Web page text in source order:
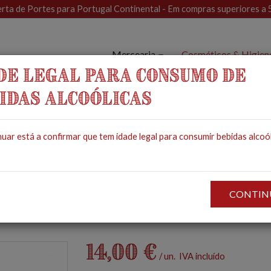
de Portes para Portugal Continental - Em compras superiores a
Mercearia Cosméticos &
Bio Vinho
BIO VINHO REGIONAL ALENTEJANO TINTO 2020
14,00 € / un. IVA incluído
LEGAL PARA CONSUMO DE
ALCOÓLICAS
está a confirmar que tem idade legal para consumir bebidas